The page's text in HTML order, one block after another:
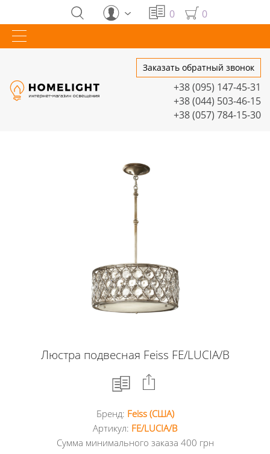
0 0
Заказать обратный звонок
+38 (095) 147-45-31
+38 (044) 503-46-15
+38 (057) 784-15-30
Люстра подвесная Feiss FE/LUCIA/B
Facebook
Бренд: Feiss (США)
Артикул: FE/LUCIA/B
Сумма минимального заказа 400 грн